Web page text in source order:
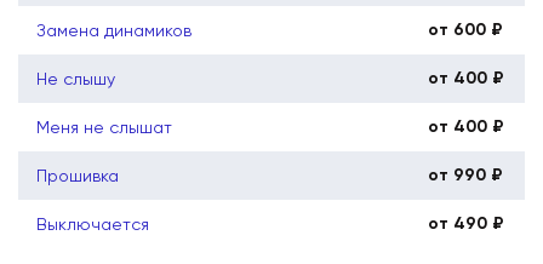
Замена динамиков от 600 ₽
Не слышу от 400 ₽
Меня не слышат от 400 ₽
Прошивка от 990 ₽
Выключается от 490 ₽